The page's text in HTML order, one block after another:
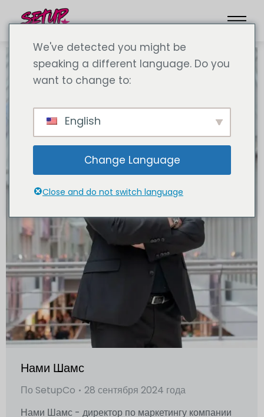
Нами Шамс
По SetupCo
28 сентября 2024 года
Нами Шамс - директор по маркетингу компании
We've detected you might be
speaking a different language. Do you
want to change to:
English
Change Language
Close and do not switch language